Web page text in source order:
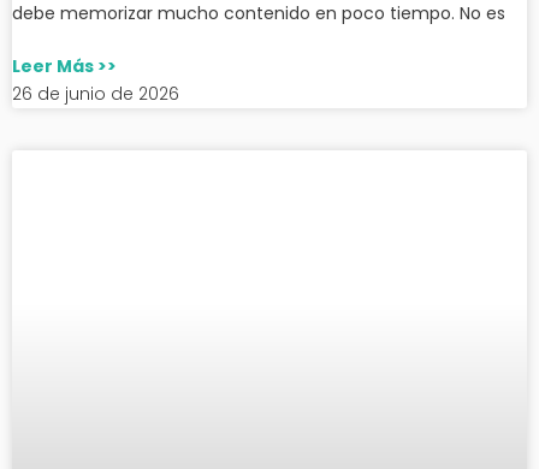
debe memorizar mucho contenido en poco tiempo. No es
Leer Más >>
26 de junio de 2026